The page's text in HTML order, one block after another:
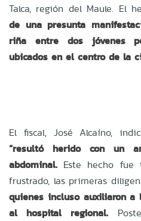
Talca, región del Maule. El
de una presunta
riña entre dos jóvenes
ubicados en el centro de la
El fiscal, José Alcaíno,
“resultó herido con un
abdominal. Este hecho fue
frustrado, las primeras
quienes incluso auxiliaron
al hospital regional.